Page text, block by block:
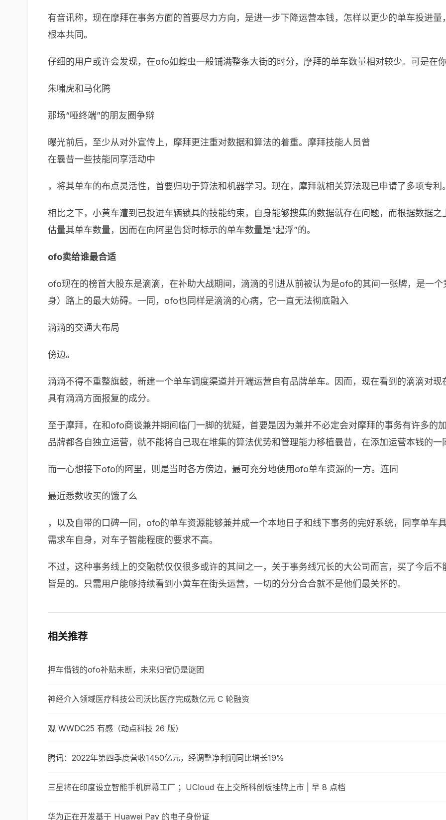
有音讯称，现在摩拜在事务方面的首要尽力方向，是进一步下降运营本钱，怎样以更少的单车投进
根本共同。
仔细的用户或许会发现，在ofo如蝗虫一般铺满整条大街的时分，摩拜的单车数量相对较少。可是在
朱啸虎和马化腾
那场“哑终端”的朋友圈争辩
曝光前后，至少从对外宣传上，摩拜更注重对数据和算法的着重。摩拜技能人员曾
在曩昔一些技能同享活动中
，将其单车的布点灵活性，首要归功于算法和机器学习。现在，摩拜就相关算法现已申请了多项专利。
相比之下，小黄车遭到已投进车辆锁具的技能约束，自身能够搜集的数据就存在问题，而根据数据
估量其单车数量，因而在向阿里告贷时标示的单车数量是“起浮”的。
ofo卖给谁最合适
ofo现在的榜首大股东是滴滴，在补助大战期间，滴滴的引进从前被认为是ofo的其间一张牌，是一
身）路上的最大妨碍。一同，ofo也同样是滴滴的心病，它一直无法彻底融入
滴滴的交通大布局
傍边。
滴滴不得不重整旗鼓，新建一个单车调度渠道并开端运营自有品牌单车。因而，现在看到的滴滴对现
具有滴滴方面报复的成分。
至于摩拜，在和ofo商谈兼并期间临门一脚的犹疑，首要是因为兼并不必定会对摩拜的事务有许多的
品牌都各自独立运营，就不能将自己现在堆集的算法优势和管理能力移植曩昔，在添加运营本钱的一
而一心想接下ofo的阿里，则是当时各方傍边，最可充分地使用ofo单车资源的一方。连同
最近悉数收买的饿了么
，以及自带的口碑一同，ofo的单车资源能够兼并成一个本地日子和线下事务的完好系统，同享单车
需求车自身，对车子智能程度的要求不高。
不过，这种事务线上的交融就仅仅很多或许的其间之一，关于事务线冗长的大公司而言，买了今后
皆是的。只需用户能够持续看到小黄车在街头运营，一切的分分合合就不是他们最关怀的。
相关推荐
押车借钱的ofo补贴未断，未来归宿仍是谜团
神经介入领域医疗科技公司沃比医疗完成数亿元 C 轮融资
观 WWDC25 有感（动点科技 26 版）
腾讯：2022年第四季度营收1450亿元，经调整净利润同比增长19%
三星将在印度设立智能手机屏幕工厂 ；UCloud 在上交所科创板挂牌上市 | 早 8 点档
华为正在开发基于 Huawei Pay 的电子身份证